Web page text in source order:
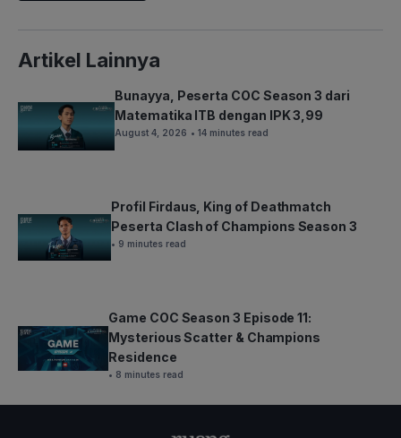
Artikel Lainnya
Bunayya, Peserta COC Season 3 dari
Matematika ITB dengan IPK 3,99
August 4, 2026 • 14 minutes read
Profil Firdaus, King of Deathmatch
Peserta Clash of Champions Season 3
• 9 minutes read
Game COC Season 3 Episode 11:
Mysterious Scatter & Champions
Residence
• 8 minutes read